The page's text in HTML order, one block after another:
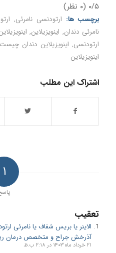
۰/۵ (۰ نظر)
برچسب ها: ارتودنسی نامرئی,
نامرئی دندان, اینویزیلاین,
ارتودنسی, اینویزیلاین دندان چیست
اینویزیلاین
اشتراک این مطلب
۱
تعقیب
الاینر یا بریس شفاف یا نامرئی
آذرخش جراح و متخصص درمان
۲۱ خرداد ماه ۱۴۰۳ در ۲:۱۸ ب.ظ